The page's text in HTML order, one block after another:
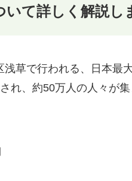
て詳しく解説し
草で行われる、日本最
れ、約50万人の人々が